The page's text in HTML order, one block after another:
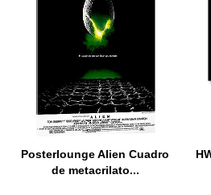
Posterlounge Alien Cuadro
de metacrilato...